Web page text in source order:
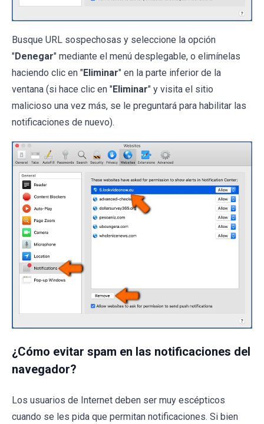
Busque URL sospechosas y seleccione la opción
"Denegar" mediante el menú desplegable, o elimínelas
haciendo clic en "Eliminar" en la parte inferior de la
ventana (si hace clic en "Eliminar" y visita el sitio
malicioso una vez más, se le preguntará para habilitar las
notificaciones de nuevo).
¿Cómo evitar spam en las notificaciones del
navegador?
Los usuarios de Internet deben ser muy escépticos
cuando se les pida que permitan notificaciones. Si bien